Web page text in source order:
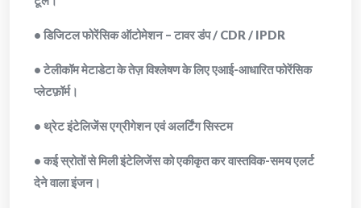
• डिजिटल फोरेंसिक ऑटोमेशन – टावर डंप / CDR / IPDR
• टेलीकॉम मेटाडेटा के तेज़ विश्लेषण के लिए एआई-आधारित फोरेंसिक
प्लेटफ़ॉर्म।
• थ्रेट इंटेलिजेंस एग्रीगेशन एवं अलर्टिंग सिस्टम
• कई स्रोतों से मिली इंटेलिजेंस को एकीकृत कर वास्तविक-समय एलर्ट
देने वाला इंजन।